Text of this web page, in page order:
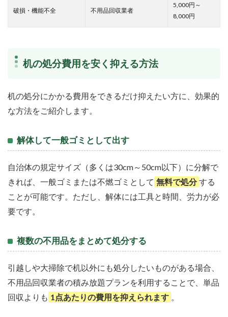
破損・機能不全 不用品回収業者
5,000円～
8,000円
机の処分費用を安く抑える方法
机の処分にかかる費用をできるだけ抑えたい方に、効果的
な方法をご紹介します。
解体して一般ゴミとして出す
自治体の規定サイズ（多くは30cm～50cm以下）に分解で
きれば、一般ゴミまたは不燃ゴミとして 無料で処分 する
ことが可能です。ただし、解体には工具と時間、労力が必
要です。
複数の不用品をまとめて処分する
引越しや大掃除で机以外にも処分したいものがある場合、
不用品回収業者の積み放題プランを利用することで、単品
回収よりも 1点あたりの費用を抑えられます